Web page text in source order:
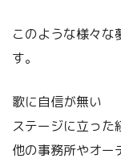
このような様々な
す。
歌に自信が無い
ステージに立った
他の事務所やオー